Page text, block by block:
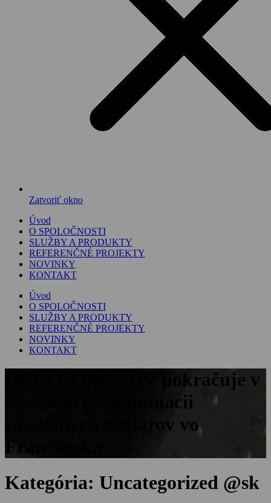
Zatvoriť okno
Úvod
O SPOLOČNOSTI
SLUŽBY A PRODUKTY
REFERENČNÉ PROJEKTY
NOVINKY
KONTAKT
Úvod
O SPOLOČNOSTI
SLUŽBY A PRODUKTY
REFERENČNÉ PROJEKTY
NOVINKY
KONTAKT
HELI COMPANY pokračuje v
nasadení pri eliminácii
rozsiahlych požiarov vo
Kategória: Uncategorized @sk